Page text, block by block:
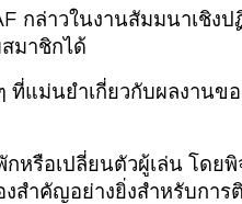
กล่าวในงานสัมมนาเชิงป
มาชิกได้
แม่นยำเกี่ยวกับผลงานขอ
กหรือเปลี่ยนตัวผู้เล่น โด
งสำคัญอย่างยิ่งสำหรับกา